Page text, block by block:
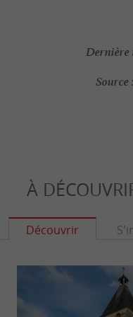
Dernière
Source :
À
Découvrir